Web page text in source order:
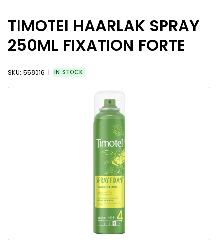
TIMOTEI HAARLAK SPRAY
250ML FIXATION FORTE
SKU: 558016 IN STOCK